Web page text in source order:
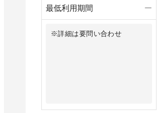
最低利用期間 ー
※詳細は要問い合わせ